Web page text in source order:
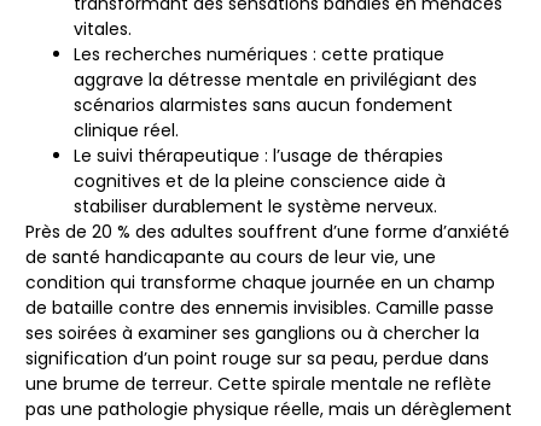
vitales.
Les recherches numériques : cette pratique
aggrave la détresse mentale en privilégiant des
scénarios alarmistes sans aucun fondement
clinique réel.
Le suivi thérapeutique : l’usage de thérapies
cognitives et de la pleine conscience aide à
stabiliser durablement le système nerveux.
Près de 20 % des adultes souffrent d’une forme d’anxiété
de santé handicapante au cours de leur vie, une
condition qui transforme chaque journée en un champ
de bataille contre des ennemis invisibles. Camille passe
ses soirées à examiner ses ganglions ou à chercher la
signification d’un point rouge sur sa peau, perdue dans
une brume de terreur. Cette spirale mentale ne reflète
pas une pathologie physique réelle, mais un dérèglement